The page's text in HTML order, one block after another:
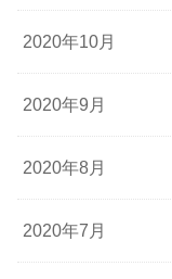
2020年10月
2020年9月
2020年8月
2020年7月